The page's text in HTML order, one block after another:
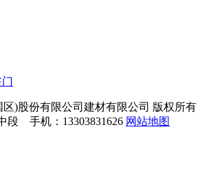
区)股份有限公司建材有限公司 版权所有
段 手机：13303831626 网站地图